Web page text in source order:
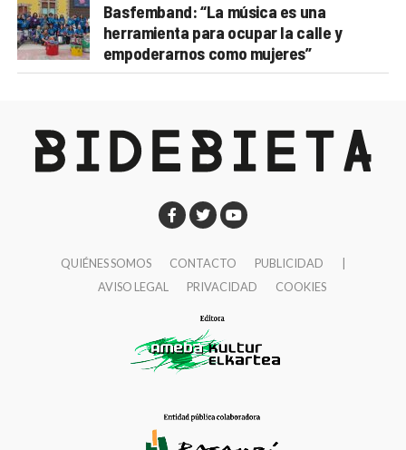
Basfemband: “La música es una
herramienta para ocupar la calle y
empoderarnos como mujeres”
QUIÉNES SOMOS CONTACTO PUBLICIDAD
AVISO LEGAL
PRIVACIDAD COOKIES